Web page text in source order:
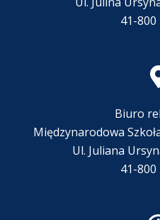
41-
Biuro
Międzynarodowa
Ul. Juliana
41-